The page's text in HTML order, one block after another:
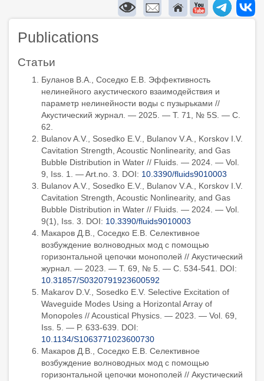
Publications
Статьи
Буланов В.А., Соседко Е.В. Эффективность
нелинейного акустического взаимодействия и
параметр нелинейности воды с пузырьками //
Акустический журнал. — 2025. — Т. 71, № 5S. — С.
62.
Bulanov A.V., Sosedko E.V., Bulanov V.A., Korskov I.V.
Cavitation Strength, Acoustic Nonlinearity, and Gas
Bubble Distribution in Water // Fluids. — 2024. — Vol.
9, Iss. 1. — Art.no. 3. DOI: 10.3390/fluids9010003
Bulanov A.V., Sosedko E.V., Bulanov V.A., Korskov I.V.
Cavitation Strength, Acoustic Nonlinearity, and Gas
Bubble Distribution in Water // Fluids. — 2024. — Vol.
9(1), Iss. 3. DOI: 10.3390/fluids9010003
Макаров Д.В., Соседко Е.В. Cелективное
возбуждение волноводных мод с помощью
горизонтальной цепочки монополей // Акустический
журнал. — 2023. — Т. 69, № 5. — С. 534-541. DOI:
10.31857/S0320791923600592
Makarov D.V., Sosedko E.V. Selective Excitation of
Waveguide Modes Using a Horizontal Array of
Monopoles // Acoustical Physics. — 2023. — Vol. 69,
Iss. 5. — P. 633-639. DOI:
10.1134/S1063771023600730
Макаров Д.В., Соседко Е.В. Селективное
возбуждение волноводных мод с помощью
горизонтальной цепочки монополей // Акустический